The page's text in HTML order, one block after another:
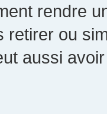
rendre
retirer ou
aussi